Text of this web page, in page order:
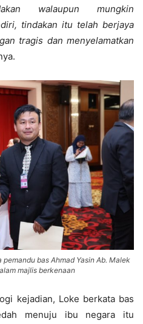
walaupun mungkin
tindakan itu telah berjaya
tragis dan menyelamatkan
bas Ahmad Yasin Ab. Malek
majlis berkenaan
kejadian, Loke berkata bas
menuju ibu negara itu